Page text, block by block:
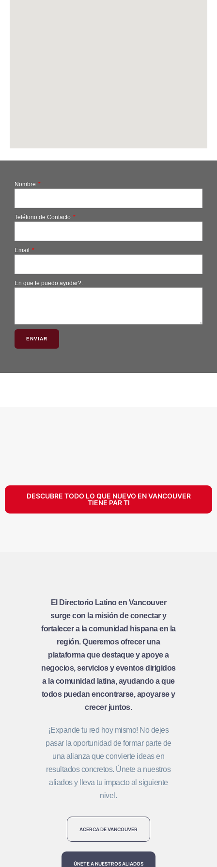
Nombre
Teléfono de Contacto
Email
En que te puedo ayudar?:
ENVIAR
DESCUBRE TODO LO QUE NUEVO EN VANCOUVER
TIENE PAR TI
El Directorio Latino en Vancouver
surge con la misión de conectar y
fortalecer a la comunidad hispana en la
región. Queremos ofrecer una
plataforma que destaque y apoye a
negocios, servicios y eventos dirigidos
a la comunidad latina, ayudando a que
todos puedan encontrarse, apoyarse y
crecer juntos.
¡Expande tu red hoy mismo! No dejes
pasar la oportunidad de formar parte de
una alianza que convierte ideas en
resultados concretos. Únete a nuestros
aliados y lleva tu impacto al siguiente
nivel.
ACERCA DE VANCOUVER
ÚNETE A NUESTROS ALIADOS